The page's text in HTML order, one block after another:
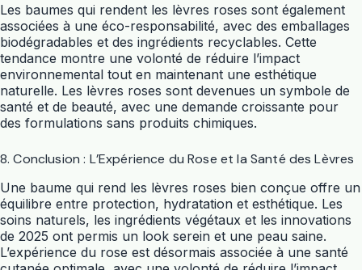
Les baumes qui rendent les lèvres roses sont également
associées à une éco-responsabilité, avec des emballages
biodégradables et des ingrédients recyclables. Cette
tendance montre une volonté de réduire l’impact
environnemental tout en maintenant une esthétique
naturelle. Les lèvres roses sont devenues un symbole de
santé et de beauté, avec une demande croissante pour
des formulations sans produits chimiques.
8. Conclusion : L’Expérience du Rose et la Santé des Lèvres
Une baume qui rend les lèvres roses bien conçue offre un
équilibre entre protection, hydratation et esthétique. Les
soins naturels, les ingrédients végétaux et les innovations
de 2025 ont permis un look serein et une peau saine.
L’expérience du rose est désormais associée à une santé